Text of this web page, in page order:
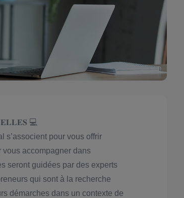
💻
s’associent pour vous offrir
vous accompagner dans
seront guidées par des experts
qui sont à la recherche
démarches dans un contexte de